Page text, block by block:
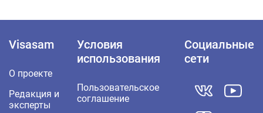
Visasam
О проекте
Редакция и
эксперты
Условия
использования
Пользовательское
соглашение
Социальные
сети